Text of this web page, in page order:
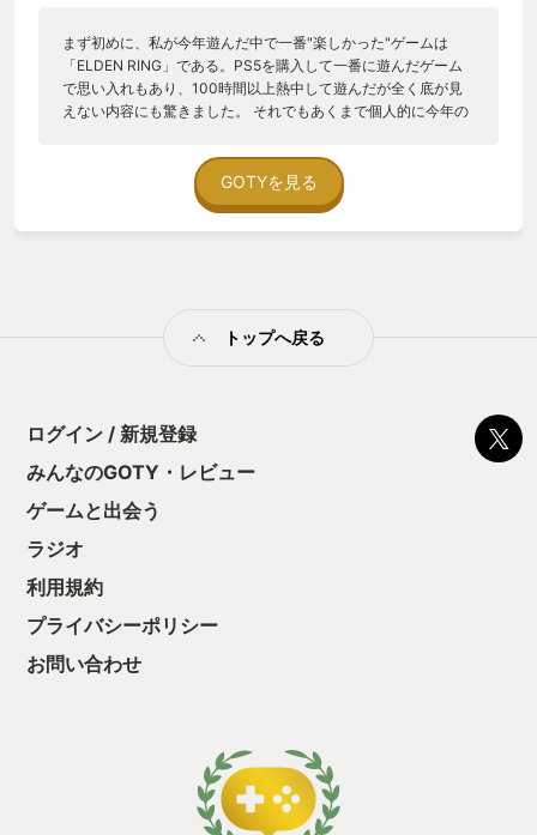
まず初めに、私が今年遊んだ中で一番"楽しかった"ゲームは
「ELDEN RING」である。PS5を購入して一番に遊んだゲーム
で思い入れもあり、100時間以上熱中して遊んだが全く底が見
えない内容にも驚きました。 それでもあくまで個人的に今年の
い。たくさんの人にこの作品の魅力を知って欲しいし、プレイ
して欲しいと思う。埋もれて欲しくないし、続編も展開してい
って欲しい。 美しく再現された現代日本の街並みの中に自然と
ジュアルのセンスは唯一無二だと感じました。 シナリオも普通
き込まれる内容でした。エンディング後の余韻もとても良いん
もシンプルな方で、スキルや装備が増えても変化が乏しく単調
さは否めません。PS5ではDualSense特有のハプティックフィ
ードバックやアダプティブトリガーといった機能は活かされて
いましたが大きく楽しさに直結するとは思いませんでした。 ボ
め、(単調さに飽きてしまうよりは良いですが)物足りなさも感じ
ありませんでしたが、とにかく個人的な好みにブッ刺さった
「Ghostwire: Tokyo」。 私のGame of the Year 2022として記
憶に残しておきたいと思い、選ばせて頂きます。
GOTYを見る
トップへ戻る
ログイン / 新規登録
みんなのGOTY・レビュー
ゲームと出会う
ラジオ
利用規約
プライバシーポリシー
お問い合わせ